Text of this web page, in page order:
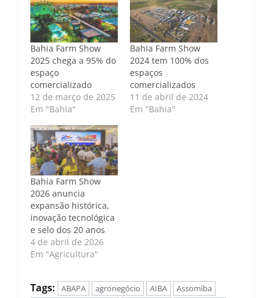
Bahia Farm Show
2025 chega a 95% do
espaço
comercializado
12 de março de 2025
Em "Bahia"
Bahia Farm Show
2024 tem 100% dos
espaços
comercializados
11 de abril de 2024
Em "Bahia"
Bahia Farm Show
2026 anuncia
expansão histórica,
inovação tecnológica
e selo dos 20 anos
4 de abril de 2026
Em "Agricultura"
Tags: ABAPA agronegócio AIBA
Assomiba